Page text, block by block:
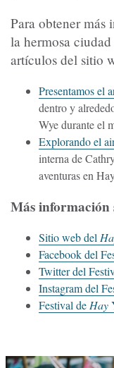
Para obtener más
la hermosa
artículos del sitio
Presentamos el
dentro y
Wye durante el
Explorando el
interna de
aventuras en
Más
Sitio web del
Facebook del
Twitter del
Instagram del
Festival de Hay